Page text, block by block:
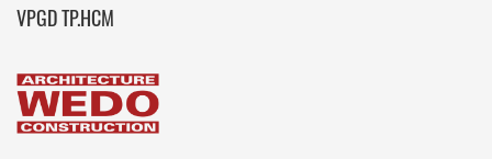
VPGD TP.HCM